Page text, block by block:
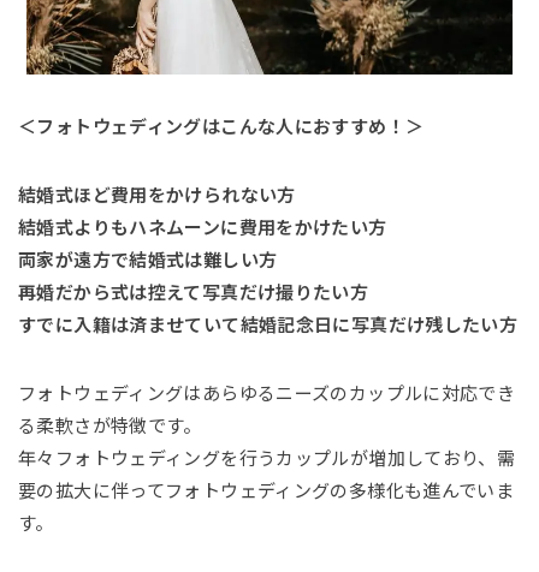
＜フォトウェディングはこんな人におすすめ！＞
結婚式ほど費用をかけられない方
結婚式よりもハネムーンに費用をかけたい方
両家が遠方で結婚式は難しい方
再婚だから式は控えて写真だけ撮りたい方
すでに入籍は済ませていて結婚記念日に写真だけ残したい方
フォトウェディングはあらゆるニーズのカップルに対応でき
る柔軟さが特徴です。
年々フォトウェディングを行うカップルが増加しており、需
要の拡大に伴ってフォトウェディングの多様化も進んでいま
す。